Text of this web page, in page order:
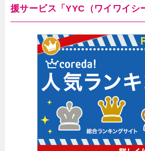
援サービス「YYC（ワイワイシ